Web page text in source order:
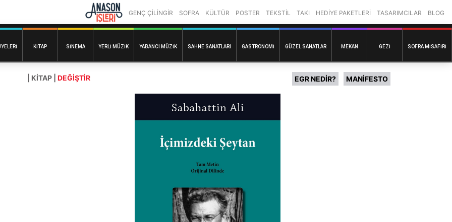
GENÇ ÇİLİNGİR SOFRA KÜLTÜR POSTER TEKSTİL TAKI HEDİYE PAKETLERİ TASARIMCILAR BLOG
KITAP SINEMA YERLI MÜZIK YABANCI MÜZIK SAHNE SANATLARI GASTRONOMI GÜZEL SANATLAR MEKAN GEZI SOFRA MISAFIRI
| KITAP | DEĞİŞTİR EGR NEDİR? MANİFESTO